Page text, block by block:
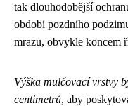
tak dlouhodobější
období pozdního
mrazu, obvykle koncem
Výška mulčovací vrstvy
centimetrů, aby